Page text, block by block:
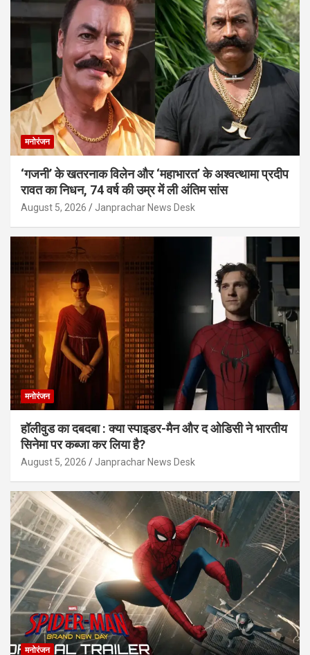
मनोरंजन
‘गजनी’ के खतरनाक विलेन और ‘महाभारत’ के अश्वत्थामा प्रदीप
रावत का निधन, 74 वर्ष की उम्र में ली अंतिम सांस
August 5, 2026 Janprachar News Desk
मनोरंजन
हॉलीवुड का दबदबा : क्या स्पाइडर-मैन और द ओडिसी ने भारतीय
सिनेमा पर कब्जा कर लिया है?
August 5, 2026 Janprachar News Desk
मनोरंजन